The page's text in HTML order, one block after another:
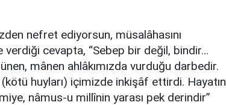
nefret ediyorsun, müsalâhasını
verdiği cevapta, “Sebep bir değil, bindir…
mânen ahlâkımızda vurduğu darbedir.
huyları) içimizde inkişâf ettirdi. Hayatın
nâmus-u millînin yarası pek derindir”